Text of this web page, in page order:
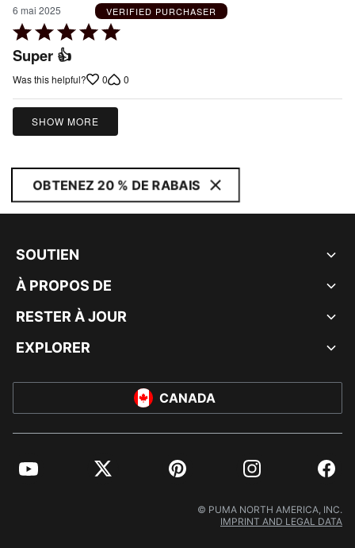
6 mai 2025
Rated
5
of
5
Super 👍
VERIFIED PURCHASER
Was this helpful? 0 0
SHOW MORE
OBTENEZ 20 % DE RABAIS
SOUTIEN
À PROPOS DE
RESTER À JOUR
EXPLORER
CANADA
YouTube Twitter Pinterest Instagram
© PUMA NORTH AMERICA, INC.
IMPRINT AND LEGAL DATA